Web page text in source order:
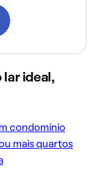
lar ideal,
condomínio
mais quartos